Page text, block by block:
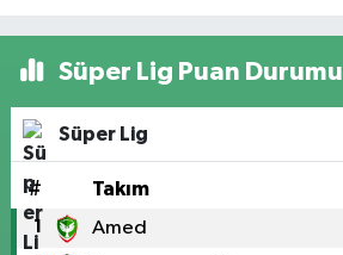
Süper Lig Puan Durumu
Süper Lig
# Takım
1 Amed